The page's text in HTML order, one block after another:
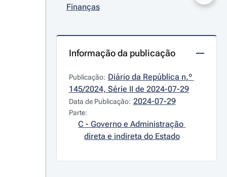
Finanças
Informação da publicação
Publicação: Diário da República n.º
145/2024, Série II de 2024-07-29
Data de Publicação: 2024-07-29
Parte:
C - Governo e Administração
direta e indireta do Estado